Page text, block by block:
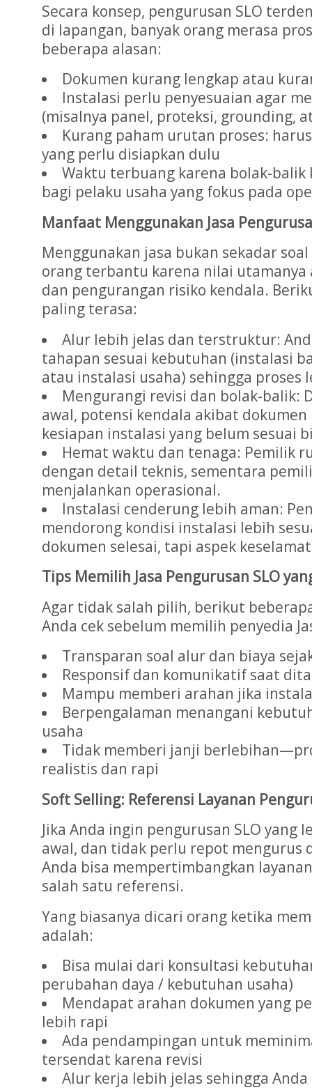
Secara konsep, pengurusan SLO
di lapangan, banyak orang merasa
beberapa alasan:
Dokumen kurang lengkap atau
Instalasi perlu penyesuaian agar
(misalnya panel, proteksi, grounding,
Kurang paham urutan proses:
yang perlu disiapkan dulu
Waktu terbuang karena bolak-
bagi pelaku usaha yang fokus pada
Manfaat Menggunakan Jasa
Menggunakan jasa bukan sekadar soal
orang terbantu karena nilai utamanya
dan pengurangan risiko kendala.
paling terasa:
Alur lebih jelas dan terstruktur:
tahapan sesuai kebutuhan (instalasi
atau instalasi usaha) sehingga
Mengurangi revisi dan bolak-balik:
awal, potensi kendala akibat
kesiapan instalasi yang belum sesuai
Hemat waktu dan tenaga: Pemilik
dengan detail teknis, sementara
menjalankan operasional.
Instalasi cenderung lebih aman:
mendorong kondisi instalasi lebih
dokumen selesai, tapi aspek
Tips Memilih Jasa Pengurusan SLO
Agar tidak salah pilih, berikut
Anda cek sebelum memilih penyedia
Transparan soal alur dan biaya
Responsif dan komunikatif saat
Mampu memberi arahan jika
Berpengalaman menangani
usaha
Tidak memberi janji
realistis dan rapi
Soft Selling: Referensi Layanan
Jika Anda ingin pengurusan SLO
awal, dan tidak perlu repot mengurus
Anda bisa mempertimbangkan
salah satu referensi.
Yang biasanya dicari orang ketika
adalah:
Bisa mulai dari konsultasi
perubahan daya / kebutuhan usaha)
Mendapat arahan dokumen yang
lebih rapi
Ada pendampingan untuk
tersendat karena revisi
Alur kerja lebih jelas sehingga